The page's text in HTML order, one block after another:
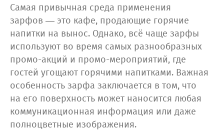
Самая привычная среда применения
зарфов — это кафе, продающие горячие
напитки на вынос. Однако, всё чаще зарфы
используют во время самых разнообразных
промо-акций и промо-мероприятий, где
гостей угощают горячими напитками. Важная
особенность зарфа заключается в том, что
на его поверхность может наносится любая
коммуникационная информация или даже
полноцветные изображения.